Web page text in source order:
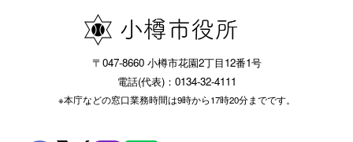
〒047-8660 小樽市花園2丁目12番1号
電話(代表)：0134-32-4111
※本庁などの窓口業務時間は9時から17時20分までです。